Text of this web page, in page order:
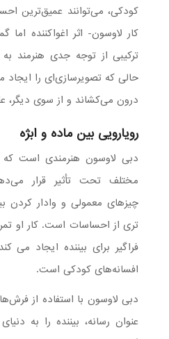
کودکی، می‌توانند عمیق‌ترین
کار لاوسون- اثر اغواکننده اما
ترکیبی از توجه جدی هنرمند
حالی که تصویرسازی‌ای را ایجاد
درون می‌کشاند و از سوی دیگر،
رویارویی بین ماده و ابژه
دبی لاوسون هنرمندی است
مختلف تحت تأثیر قرار
چیزهای معمولی و وادار کردن
تری از احساسات است. کار او
فراگیر برای بیننده ایجاد می
افسانه‌های کودکی است.
دبی لاوسون با استفاده از
عنوان رسانه، بیننده را به